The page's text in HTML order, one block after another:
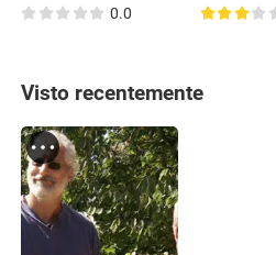
0.0
Visto recentemente